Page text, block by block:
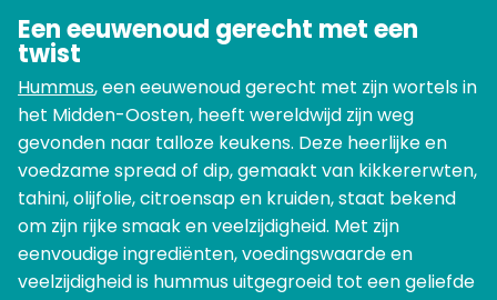
Een eeuwenoud gerecht met een
twist
Hummus, een eeuwenoud gerecht met zijn wortels in
het Midden-Oosten, heeft wereldwijd zijn weg
gevonden naar talloze keukens. Deze heerlijke en
voedzame spread of dip, gemaakt van kikkererwten,
tahini, olijfolie, citroensap en kruiden, staat bekend
om zijn rijke smaak en veelzijdigheid. Met zijn
eenvoudige ingrediënten, voedingswaarde en
veelzijdigheid is hummus uitgegroeid tot een geliefde